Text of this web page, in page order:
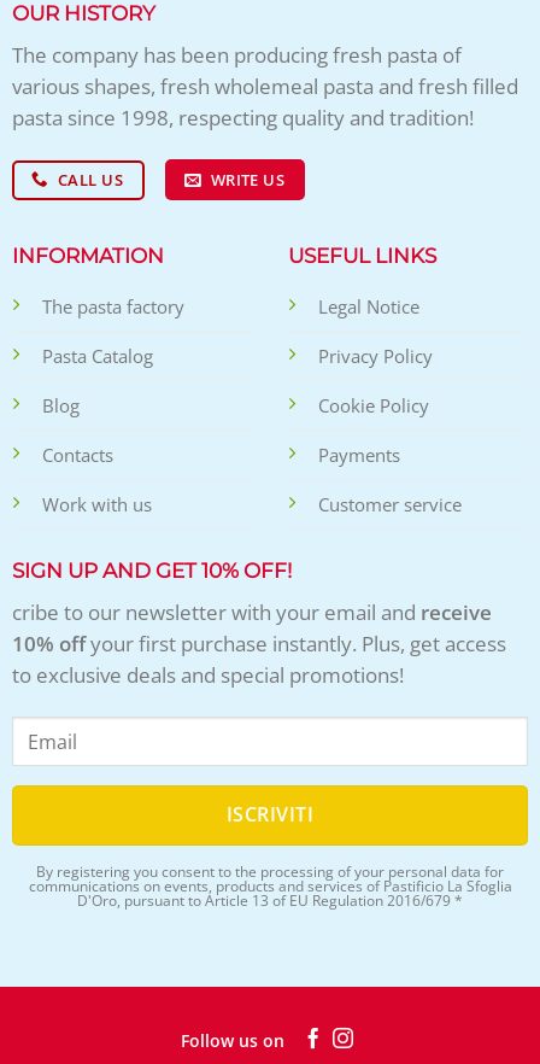
OUR HISTORY
The company has been producing fresh pasta of
various shapes, fresh wholemeal pasta and fresh filled
pasta since 1998, respecting quality and tradition!
CALL US WRITE US
INFORMATION
The pasta factory
Pasta Catalog
Blog
Contacts
Work with us
USEFUL LINKS
Legal Notice
Privacy Policy
Cookie Policy
Payments
Customer service
SIGN UP AND GET 10% OFF!
cribe to our newsletter with your email and receive
10% offyour first purchase instantly. Plus, get access
to exclusive deals and special promotions!
By registering you consent to the processing of your personal data for
communications on events, products and services of Pastificio La Sfoglia
D'Oro, pursuant to Article 13 of EU Regulation 2016/679 *
Follow us on